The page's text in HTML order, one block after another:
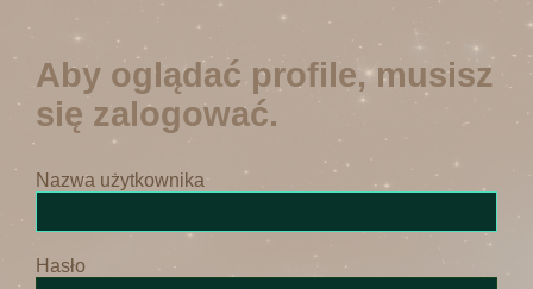
Aby oglądać profile, musisz
się zalogować.
Nazwa użytkownika
Hasło